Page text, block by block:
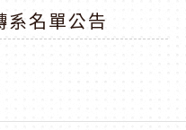
系名單公告